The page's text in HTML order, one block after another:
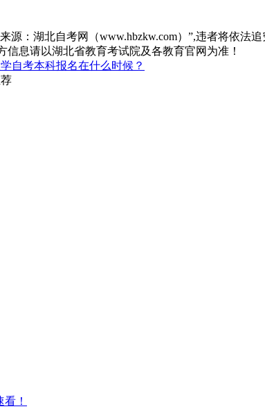
：湖北自考网（www.hbzkw.com）”,违者将依法追
息请以湖北省教育考试院及各教育官网为准！
自考本科报名在什么时候？
！